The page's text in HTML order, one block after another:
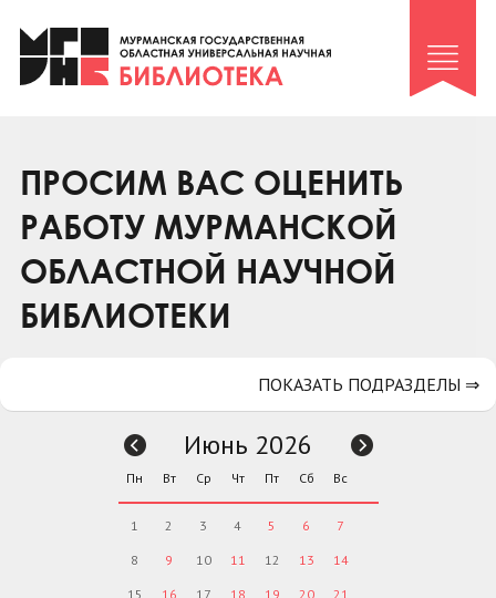
Клуб «Гиря и сельдерей»
Клуб «Семейный архив»
Коллегам
Контакты
ПРОСИМ ВАС ОЦЕНИТЬ
РАБОТУ МУРМАНСКОЙ
ОБЛАСТНОЙ НАУЧНОЙ
БИБЛИОТЕКИ
ПОКАЗАТЬ ПОДРАЗДЕЛЫ ⇒
Июнь 2026
Пн Вт Ср Чт Пт Сб Вс
1 2 3 4 5 6 7
8 9 10 11 12 13 14
15 16 17 18 19 20 21